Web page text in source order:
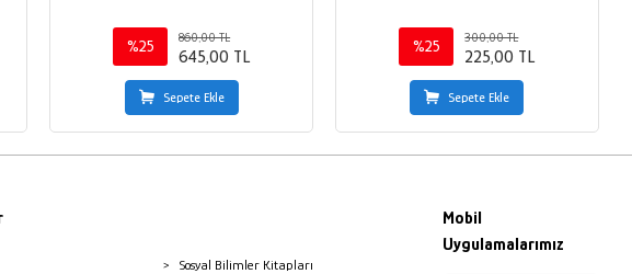
%25
860,00 TL
645,00 TL
Sepete Ekle
%25
300,00 TL
225,00 TL
Sepete Ekle
Sosyal Bilimler Kitapları
Mobil
Uygulamalarımız